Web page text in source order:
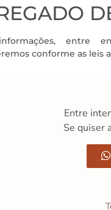
entre
conforme as leis
Entre
Se quiser